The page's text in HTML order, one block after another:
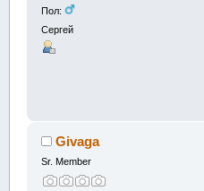
Пол:
Сергей
Givaga
Sr. Member